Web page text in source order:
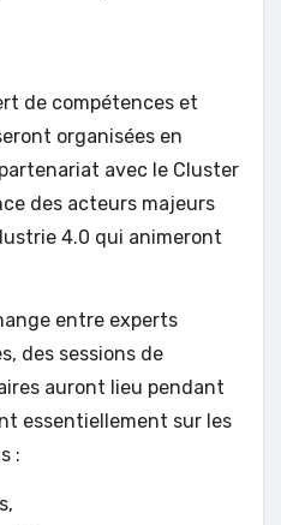
de compétences et
organisées en
avec le Cluster
des acteurs majeurs
4.0 qui animeront
entre experts
des sessions de
auront lieu pendant
essentiellement sur les
: